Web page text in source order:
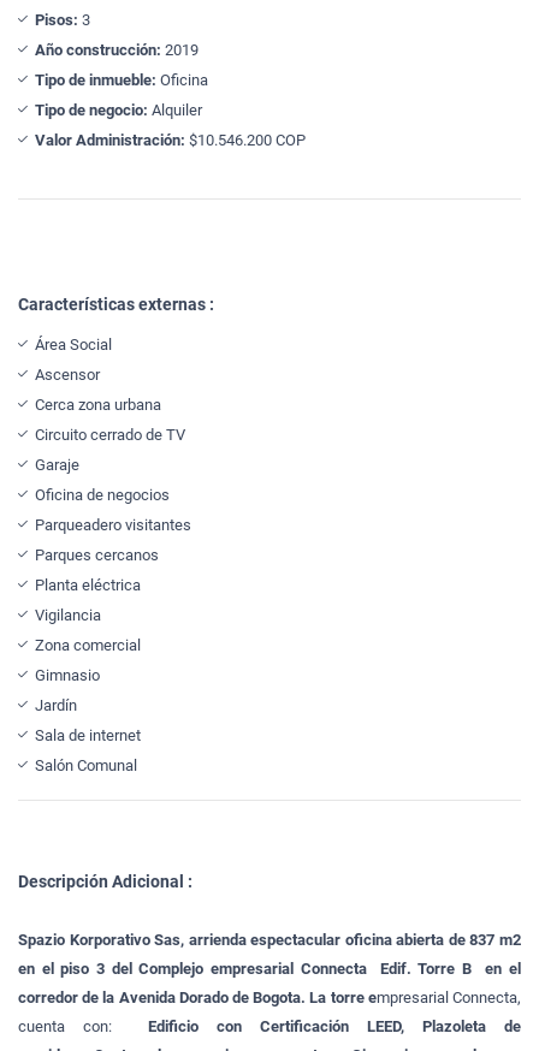
Pisos: 3
Año construcción: 2019
Tipo de inmueble: Oficina
Tipo de negocio: Alquiler
Valor Administración: $10.546.200 COP
Características externas :
Área Social
Ascensor
Cerca zona urbana
Circuito cerrado de TV
Garaje
Oficina de negocios
Parqueadero visitantes
Parques cercanos
Planta eléctrica
Vigilancia
Zona comercial
Gimnasio
Jardín
Sala de internet
Salón Comunal
Descripción Adicional :
Spazio Korporativo Sas, arrienda espectacular oficina abierta de 837 m2
en el piso 3 del Complejo empresarial Connecta Edif. Torre B en el
corredor de la Avenida Dorado de Bogota. La torre empresarial Connecta,
cuenta con:
Edificio con Certificación LEED, Plazoleta de